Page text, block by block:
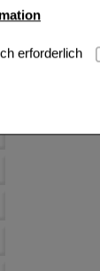
(z.B.
Cookies
für die
und
deren Hilfe
auf
erforderlich